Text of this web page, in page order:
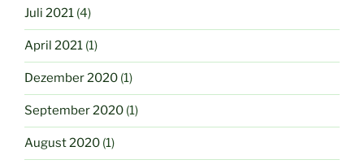
Juli 2021 (4)
April 2021 (1)
Dezember 2020 (1)
September 2020 (1)
August 2020 (1)